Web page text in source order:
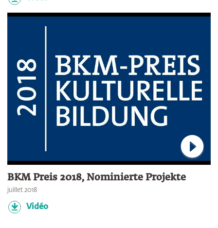
BKM Preis 2018, Nominierte Projekte
juillet 2018
Vidéo